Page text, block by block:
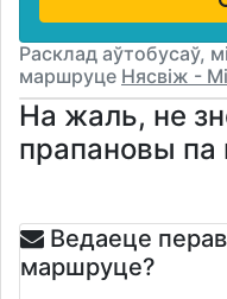
Расклад аўтобусаў,
маршруце Нясвіж -
На жаль, не
прапановы
Ведаеце
маршруце?